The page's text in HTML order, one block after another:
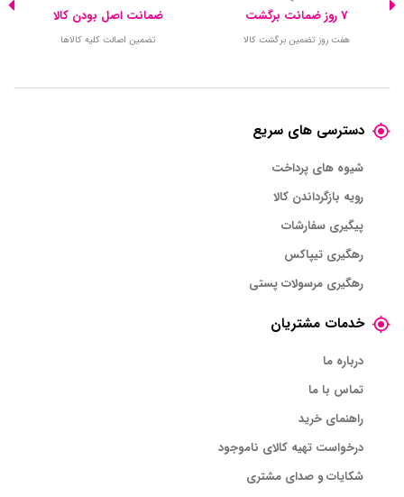
7 روز ضمانت برگشت
هفت روز تضمین برگشت کالا
ضمانت اصل بودن کالا
تضمین اصالت کلیه کالاها
دسترسی های سریع
شیوه های پرداخت
رویه بازگرداندن کالا
پیگیری سفارشات
رهگیری تیپاکس
رهگیری مرسولات پستی
خدمات مشتریان
درباره ما
تماس با ما
راهنمای خرید
درخواست تهیه کالای ناموجود
شکایات و صدای مشتری